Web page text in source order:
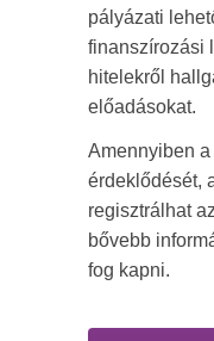
pályázati
finanszírozási
hitelekről
előadásokat.
Amennyiben
érdeklődését,
regisztrálhat
bővebb
fog kapni.